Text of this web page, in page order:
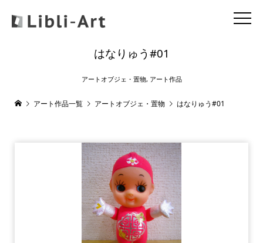
はなりゅう#01
アートオブジェ・置物, アート作品
アート作品一覧 アートオブジェ・置物 はなりゅう#01